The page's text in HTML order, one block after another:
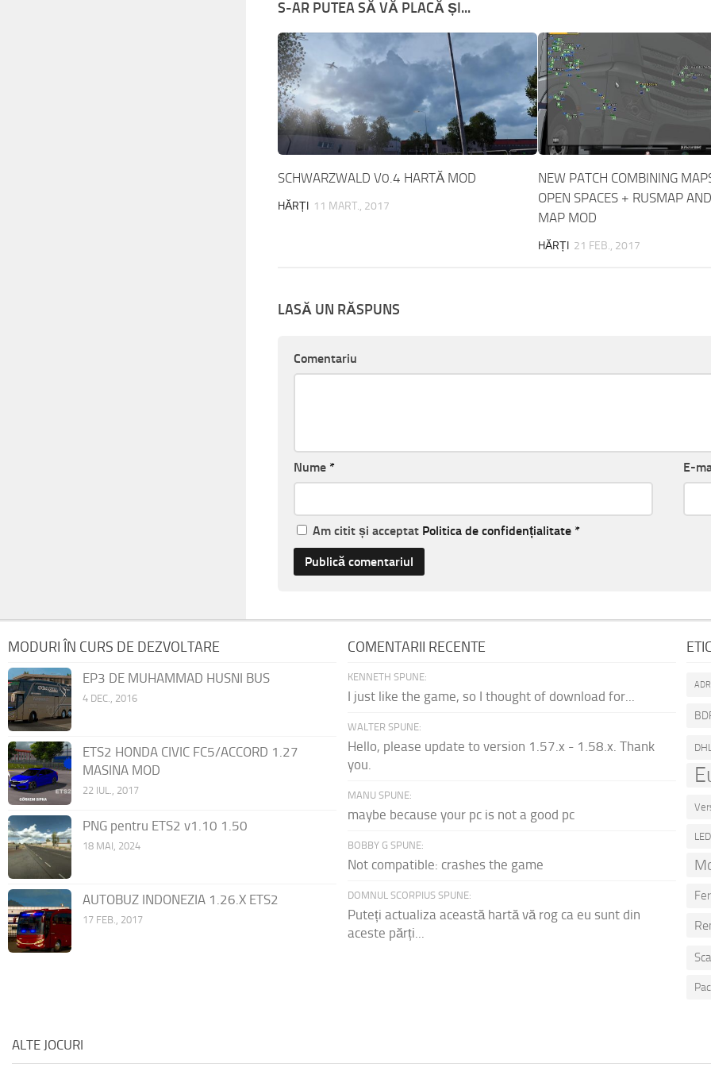
S-AR PUTEA SĂ VĂ PLACĂ ȘI...
SCHWARZWALD V0.4 HARTĂ MOD
HĂRȚI 11 MART., 2017
NEW PATCH COMBINING
OPEN SPACES + RUSMAP
MAP MOD
HĂRȚI 21 FEB., 2017
LASĂ UN RĂSPUNS
Comentariu
Nume * E-
Am citit și acceptat Politica de confidențialitate *
MODURI ÎN CURS DE DEZVOLTARE
EP3 DE MUHAMMAD HUSNI BUS
4 DEC., 2016
ETS2 HONDA CIVIC FC5/ACCORD 1.27
MASINA MOD
22 IUL., 2017
PNG pentru ETS2 v1.10 1.50
18 MAI, 2024
AUTOBUZ INDONEZIA 1.26.X ETS2
17 FEB., 2017
COMENTARII RECENTE
KENNETH SPUNE:
I just like the game, so I thought of download for...
WALTER SPUNE:
Hello, please update to version 1.57.x - 1.58.x. Thank
you.
MANU SPUNE:
maybe because your pc is not a good pc
BOBBY G SPUNE:
Not compatible: crashes the game
DOMNUL SCORPIUS SPUNE:
Puteți actualiza această hartă vă rog ca eu sunt din
aceste părți...
ADR
LED
ALTE JOCURI